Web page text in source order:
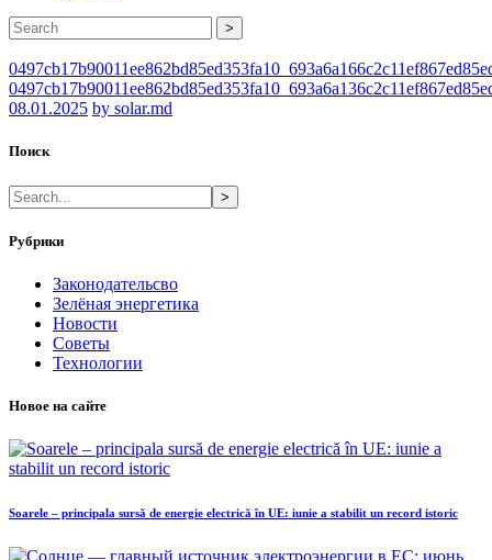
>
08.01.2025 by solar.md
Поиск
>
Рубрики
Законодательсво
Зелёная энергетика
Новости
Советы
Технологии
Новое на сайте
Soarele – principala sursă de energie electrică în UE: iunie a stabilit un record istoric